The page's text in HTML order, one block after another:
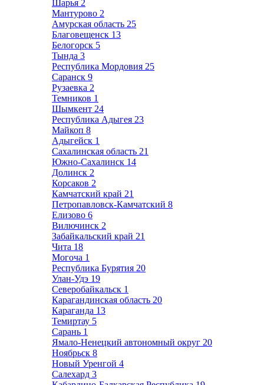
Шарья 2
Мантурово 2
Амурская область 25
Благовещенск 13
Белогорск 5
Тында 3
Республика Мордовия 25
Саранск 9
Рузаевка 2
Темников 1
Шымкент 24
Республика Адыгея 23
Майкоп 8
Адыгейск 1
Сахалинская область 21
Южно-Сахалинск 14
Долинск 2
Корсаков 2
Камчатский край 21
Петропавловск-Камчатский 8
Елизово 6
Вилючинск 2
Забайкальский край 21
Чита 18
Могоча 1
Республика Бурятия 20
Улан-Удэ 19
Северобайкальск 1
Карагандинская область 20
Караганда 13
Темиртау 5
Сарань 1
Ямало-Ненецкий автономный округ 20
Ноябрьск 8
Новый Уренгой 4
Салехард 3